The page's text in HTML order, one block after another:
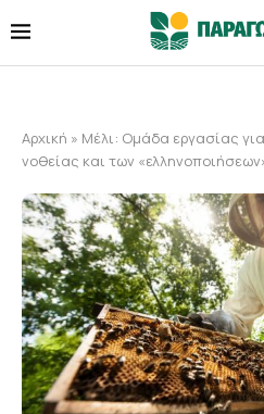
Αρχική » Μέλι: Ομάδα εργασίας
νοθείας και των